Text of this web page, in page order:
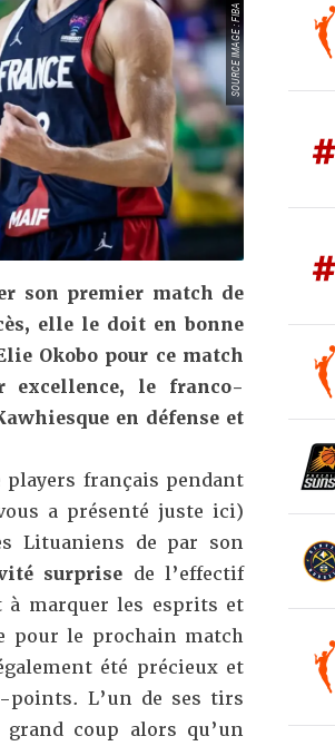
SOURCE IMAGE : FIBA
son premier match de
elle le doit en bonne
Okobo pour ce match
excellence, le franco-
en défense et
players français pendant
a présenté juste ici)
Lituaniens de par son
surprise de l’effectif
à marquer les esprits et
pour le prochain match
été précieux et
L’un de ses tirs
coup alors qu’un